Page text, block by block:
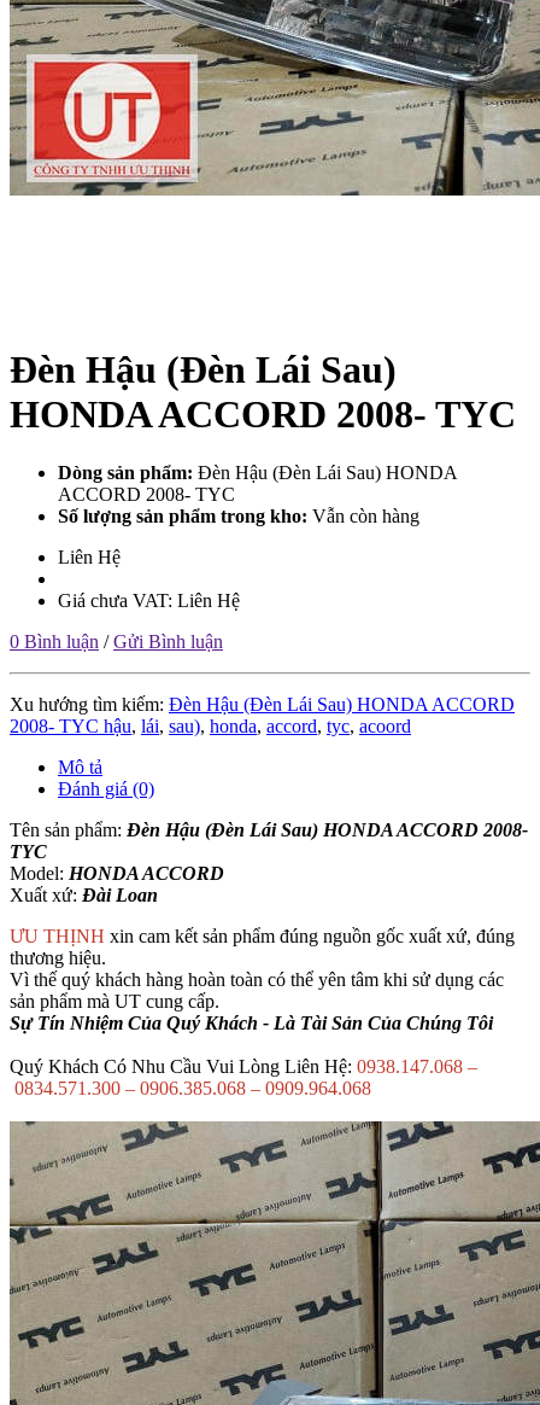
Đèn Hậu (Đèn Lái Sau)
HONDA ACCORD 2008- TYC
Dòng sản phẩm: Đèn Hậu (Đèn Lái Sau) HONDA
ACCORD 2008- TYC
Số lượng sản phẩm trong kho: Vẫn còn hàng
Liên Hệ
Giá chưa VAT: Liên Hệ
0 Bình luận /Gửi Bình luận
Xu hướng tìm kiếm: Đèn Hậu (Đèn Lái Sau) HONDA ACCORD
2008- TYC hậu, lái, sau), honda, accord, tyc, acoord
Mô tả
Đánh giá (0)
Tên sản phẩm: Đèn Hậu (Đèn Lái Sau) HONDA ACCORD 2008-
TYC
Model: HONDA ACCORD
Xuất xứ: Đài Loan
ƯU THỊNH xin cam kết sản phẩm đúng nguồn gốc xuất xứ, đúng
thương hiệu.
Vì thế quý khách hàng hoàn toàn có thể yên tâm khi sử dụng các
sản phẩm mà UT cung cấp.
Sự Tín Nhiệm Của Quý Khách - Là Tài Sản Của Chúng Tôi
Quý Khách Có Nhu Cầu Vui Lòng Liên Hệ: 0938.147.068 –
0834.571.300 – 0906.385.068 – 0909.964.068